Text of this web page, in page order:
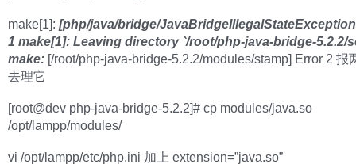
make[1]: [php/java/bridge/
1 make[1]: Leaving directory `/root/php-java-bridge-5.2.2/
make: [/root/php-java-bridge-5.2.2/modules/stamp] Error 2 报
去理它
[root@dev php-java-bridge-5.2.2]# cp modules/java.so
/opt/lampp/modules/
vi /opt/lampp/etc/php.ini 加上 extension=”java.so”